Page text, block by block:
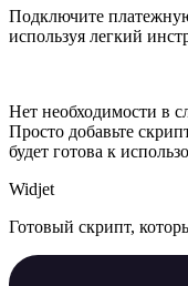
Подключите
используя легкий
Нет необходимости в
Просто добавьте
будет готова к
Widjet
Готовый скрипт,